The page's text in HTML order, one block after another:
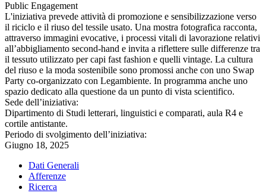
Public Engagement
L'iniziativa prevede attività di promozione e sensibilizzazione verso
il riciclo e il riuso del tessile usato. Una mostra fotografica racconta,
attraverso immagini evocative, i processi vitali di lavorazione relativi
all’abbigliamento second-hand e invita a riflettere sulle differenze tra
il tessuto utilizzato per capi fast fashion e quelli vintage. La cultura
del riuso e la moda sostenibile sono promossi anche con uno Swap
Party co-organizzato con Legambiente. In programma anche uno
spazio dedicato alla questione da un punto di vista scientifico.
Sede dell’iniziativa:
Dipartimento di Studi letterari, linguistici e comparati, aula R4 e
cortile antistante.
Periodo di svolgimento dell’iniziativa:
Giugno 18, 2025
Dati Generali
Afferenze
Ricerca